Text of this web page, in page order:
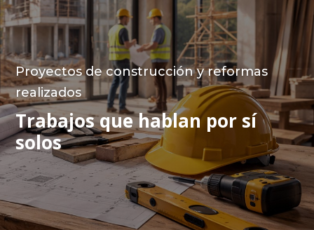
Proyectos de construcción y reformas
realizados
Trabajos que hablan por sí
solos